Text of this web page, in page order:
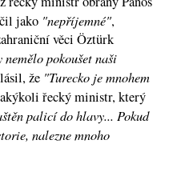
jako "nepříjemné",
věci Öztürk
nemělo pokoušet naši
že "Turecko je mnohem
řecký ministr, který
palicí do hlavy... Pokud
nalezne mnoho